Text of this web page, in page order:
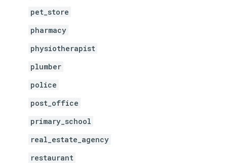
pet_store
pharmacy
physiotherapist
plumber
police
post_office
primary_school
real_estate_agency
restaurant